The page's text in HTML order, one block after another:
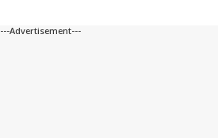
---Advertisement---